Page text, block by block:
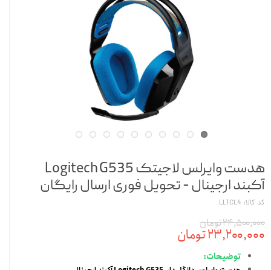
هدست وایرلس لاجیتک Logitech G535
آکبند ارجینال - تحویل فوری ارسال رایگان
کد کالا: LLTCL4
۲۴,۵۰۰,۰۰۰ تومان
۲۳,۲۰۰,۰۰۰ تومان
توضیحات: